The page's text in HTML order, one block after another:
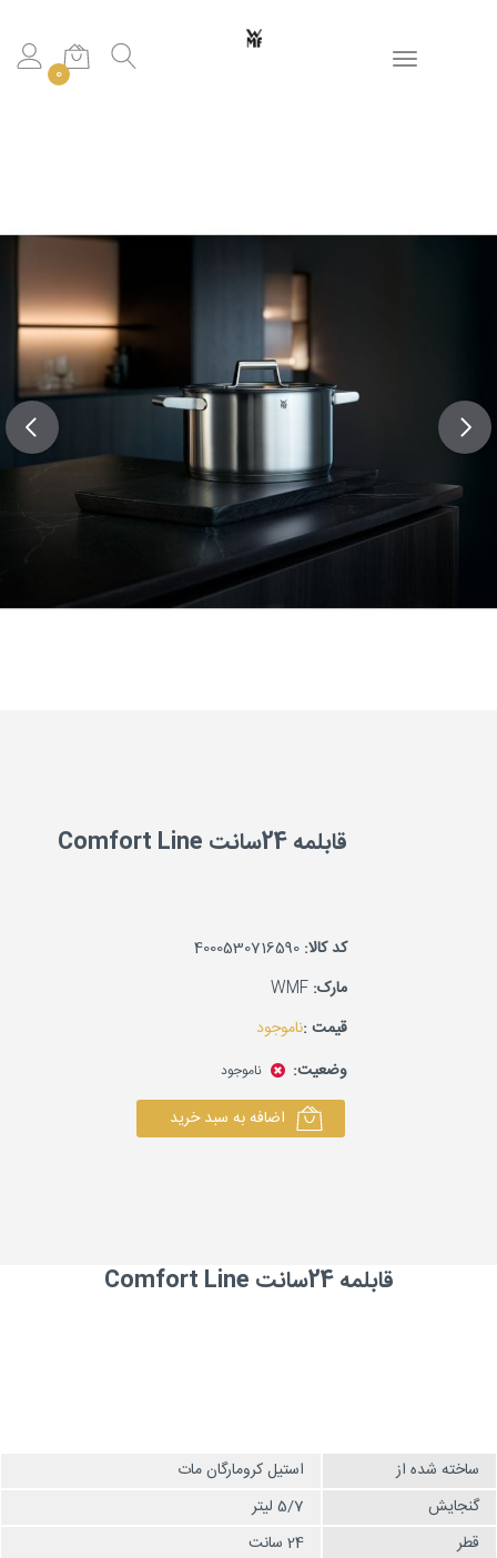
Toggle navigation
0
قابلمه 24سانت Comfort Line
کد کالا:4000530716590
مارک:WMF
قیمت :ناموجود
وضعیت:
ناموجود
اضافه به سبد خرید
قابلمه 24سانت Comfort Line
ساخته شده از
استیل کرومارگان مات
گنجایش
5/7 لیتر
قطر
24 سانت